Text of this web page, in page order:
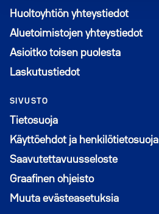
Huoltoyhtiön yhteystiedot
Aluetoimistojen yhteystiedot
Asioitko toisen puolesta
Laskutustiedot
SIVUSTO
Tietosuoja
Käyttöehdot ja henkilötietosuoja
Saavutettavuusseloste
Graafinen ohjeisto
Muuta evästeasetuksia